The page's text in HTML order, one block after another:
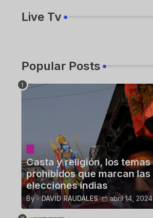
Live Tv
Popular Posts
Casta y religión, los temas
prohibidos que marcan las
elecciones indias
By - DAVID RAUDALES abril 14, 2024